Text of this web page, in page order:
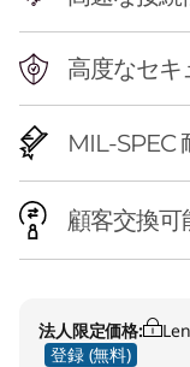
高度なセキ
MIL-SPEC
顧客交換可
法人限定価格:
登録 (無料)